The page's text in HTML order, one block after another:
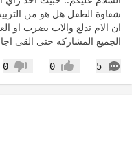
شقاوة الطفل هل هو من
ان الام تدلع والاب يضرب او
الجميع المشاركه حتى القى
5
التعليقات إعجاب0 عدم 0